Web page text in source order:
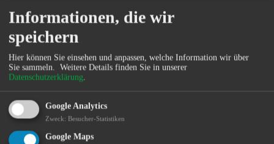
Bürgerservice
Informationen, die wir
speichern
Hier können Sie einsehen und anpassen, welche Information wir über
Sie sammeln. Weitere Details finden Sie in unserer
Datenschutzerklärung.
Google Analytics
Zweck: Besucher-Statistiken
Google Maps